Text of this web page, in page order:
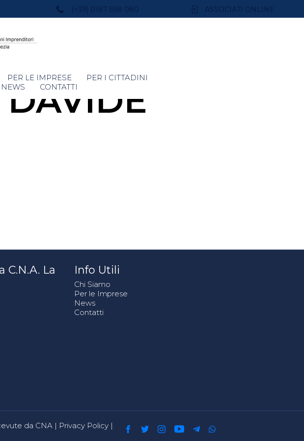
(+39) 0187 598 080 ASSOCIATI ONLINE
PER LE IMPRESE
PER I CITTADINI
NEWS CONTATTI
C.N.A. La
Info Utili
Chi Siamo
Per le Imprese
News
Contatti
da CNA | Privacy Policy |